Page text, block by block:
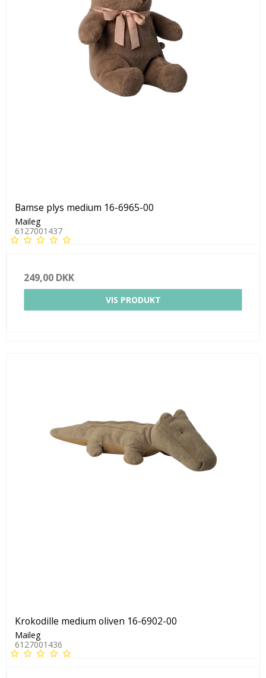
Bamse plys medium 16-6965-00
Maileg
6127001437
249,00 DKK
VIS PRODUKT
Krokodille medium oliven 16-6902-00
Maileg
6127001436